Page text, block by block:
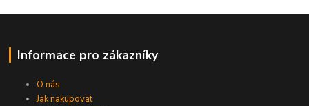
Informace pro zákazníky
O nás
Jak nakupovat